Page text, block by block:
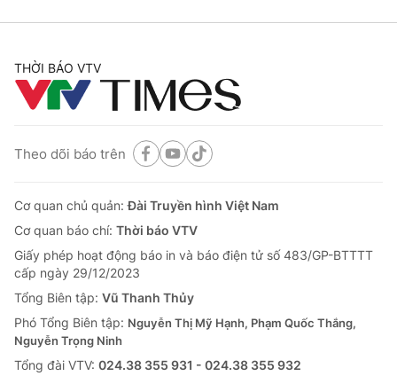
THỜI BÁO VTV
Theo dõi báo trên
Cơ quan chủ quản:Đài Truyền hình Việt Nam
Cơ quan báo chí: Thời báo VTV
Giấy phép hoạt động báo in và báo điện tử số 483/GP-BTTTT
cấp ngày 29/12/2023
Tổng Biên tập: Vũ Thanh Thủy
Phó Tổng Biên tập: Nguyễn Thị Mỹ Hạnh, Phạm Quốc Thắng,
Nguyễn Trọng Ninh
Tổng đài VTV: 024.38 355 931 - 024.38 355 932